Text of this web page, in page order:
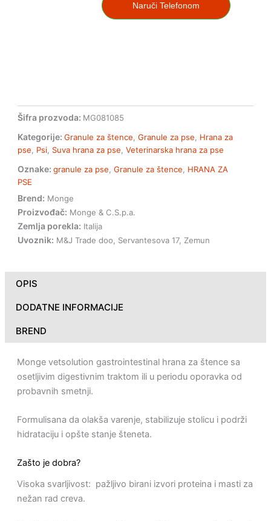
Naruči Telefonom
Šifra prozvoda: MG081085
Kategorije: Granule za štence ,Granule za pse
Hrana za
pse
Psi Suva hrana za pse ,Veterinarska hrana za pse
Oznake: granule za pse ,Granule za štence
HRANA ZA
PSE
Brend: Monge
Proizvođač: Monge & C.S.p.a.
Zemlja porekla: Italija
Uvoznik: M&J Trade doo, Servantesova 17, Zemun
OPIS
DODATNE INFORMACIJE
BREND
Monge vetsolution gastrointestinal hrana za štence sa
osetljivim digestivnim traktom ili u periodu oporavka od
probavnih smetnji.
Formulisana da olakša varenje, stabilizuje stolicu i podrži
hidrataciju i opšte stanje šteneta.
Zašto je dobra?
Visoka svarljivost: pažljivo birani izvori proteina i masti za
nežan rad creva.